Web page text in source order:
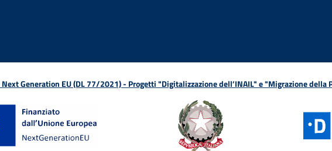
Generation EU (DL 77/2021) - Progetti "Digitalizzazione dell’INAIL" e "Migrazione della